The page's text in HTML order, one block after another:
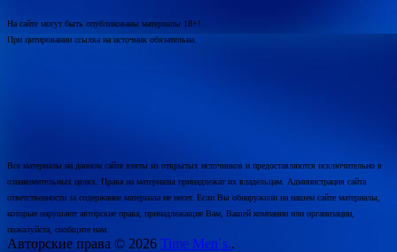
На сайте могут быть опубликованы материалы 18+!
При цитировании ссылка на источник обязательна.
Все материалы на данном сайте взяты из открытых источников и предоставляются исключительно в
ознакомительных целях. Права на материалы принадлежат их владельцам. Администрация сайта
ответственности за содержание материала не несет. Если Вы обнаружили на нашем сайте материалы,
которые нарушают авторские права, принадлежащие Вам, Вашей компании или организации,
пожалуйста, сообщите нам.
Авторские права © 2026 Time Men`s..